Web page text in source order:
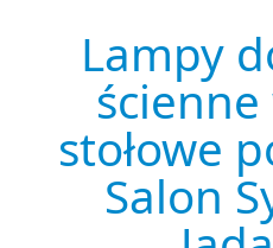
Lampy
ścienne
stołowe
Salon